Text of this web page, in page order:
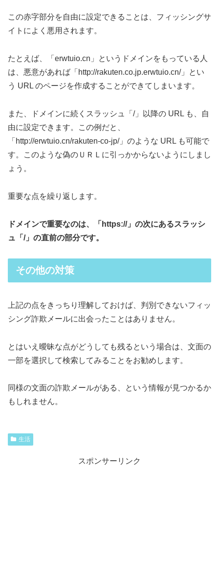
この赤字部分を自由に設定できることは、フィッシングサ
イトによく悪用されます。
たとえば、「erwtuio.cn」というドメインをもっている人
は、悪意があれば「http://rakuten.co.jp.erwtuio.cn/」とい
う URL のページを作成することができてしまいます。
また、ドメインに続くスラッシュ「/」以降の URL も、自
由に設定できます。この例だと、
「http://erwtuio.cn/rakuten-co-jp/」のような URL も可能で
す。このような偽のＵＲＬに引っかからないようにしまし
ょう。
重要な点を繰り返します。
ドメインで重要なのは、「https://」の次にあるスラッシ
ュ「/」の直前の部分です。
その他の対策
上記の点をきっちり理解しておけば、判別できないフィッ
シング詐欺メールに出会ったことはありません。
とはいえ曖昧な点がどうしても残るという場合は、文面の
一部を選択して検索してみることをお勧めします。
同様の文面の詐欺メールがある、という情報が見つかるか
もしれません。
生活
スポンサーリンク